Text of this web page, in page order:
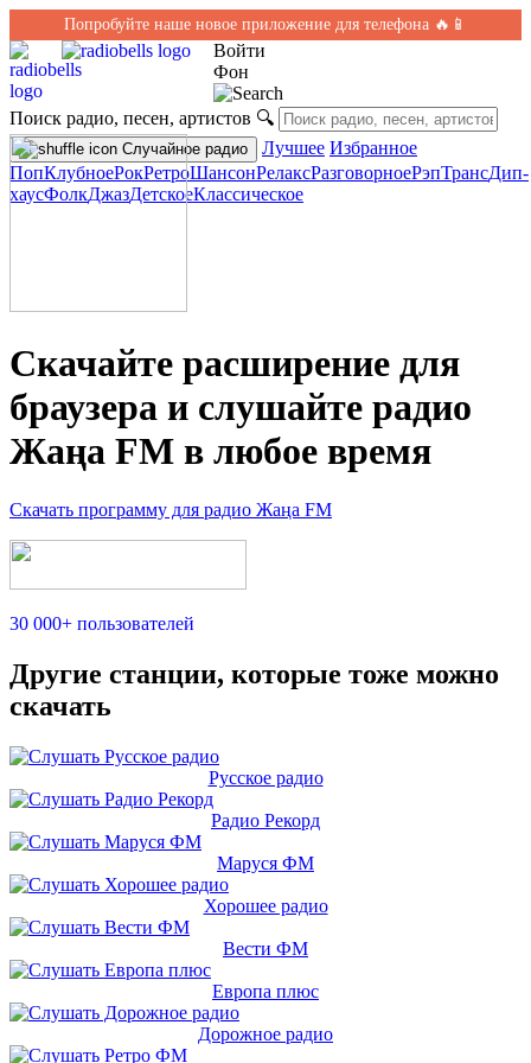
Попробуйте наше новое приложение для телефона 🔥📱
Войти
Фон
Поиск радио, песен, артистов 🔍
Случайное радио Лучшее Избранное
ПопКлубноеРокРетроШансонРелаксРазговорноеРэпТрансДип-
хаусФолкДжазДетскоеКлассическое
Скачайте расширение для
браузера и слушайте радио
Жаңа FM в любое время
Скачать программу для радио Жаңа FM
30 000+ пользователей
Другие станции, которые тоже можно
скачать
Русское радио
Радио Рекорд
Маруся ФМ
Хорошее радио
Вести ФМ
Европа плюс
Дорожное радио